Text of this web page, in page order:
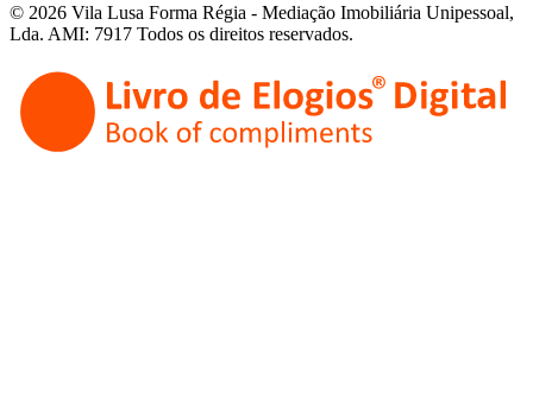
© 2026 Vila Lusa Forma Régia - Mediação Imobiliária Unipessoal,
Lda. AMI: 7917 Todos os direitos reservados.